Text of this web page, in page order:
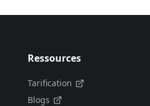
Ressources
Tarification
Blogs